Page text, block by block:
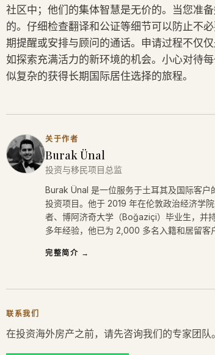
社区中；他们的集体智慧是无价的。当您准
的。仔细检查翻译和公证等细节可以防止不
期提醒或安排与顾问的通话。申请过程不仅
如探索充满活力的新环境的机会。小心对待
似复杂的获得长期国际居住选择的旅程。
关于作者
Burak Ünal
投资与移民项目总监
Burak Ünal 是一位服务于土耳其及国际客
投资项目。他于 2019 年在伦敦政治经济学
者、博阿济奇大学（Boğaziçi）毕业生，并
多年经验，他已为 2,000 多名入籍和居留客
完整简介 →
联系我们
在投资海外房产之前，请先咨询我们的专家团队。